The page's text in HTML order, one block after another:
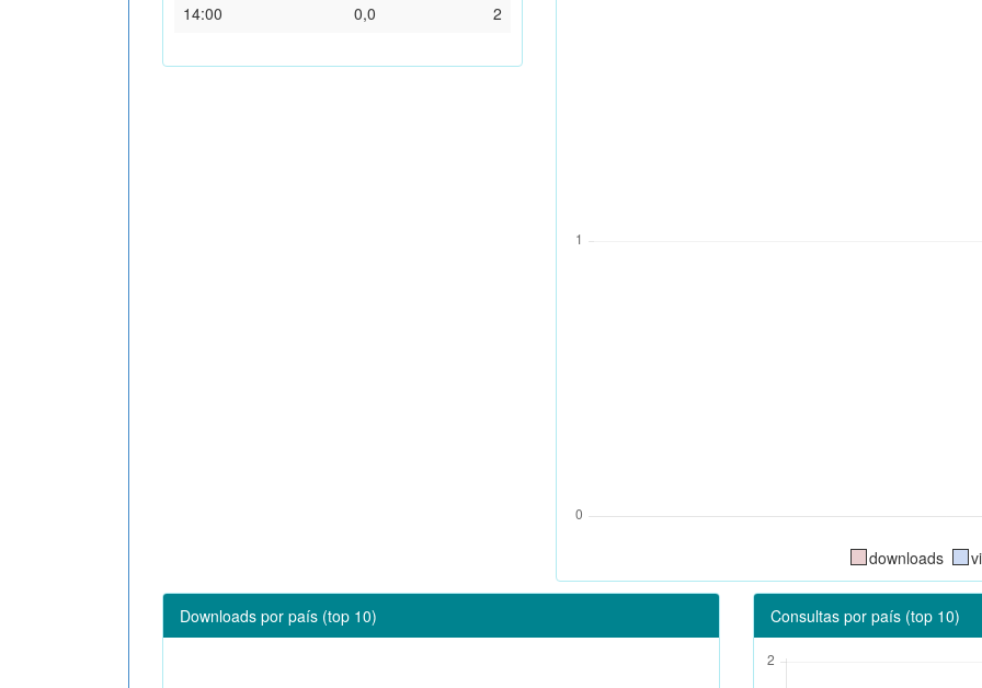
14:00
0,0 2
downloads
Downloads por país (top 10) Consultas por país (top 10)